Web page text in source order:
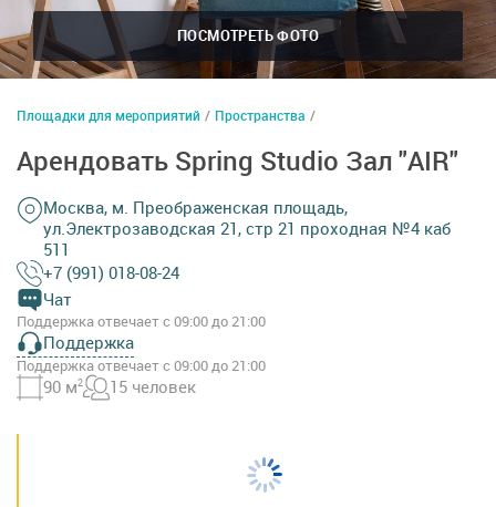
ПОСМОТРЕТЬ ФОТО
Площадки для мероприятий / Пространства /
Арендовать Spring Studio Зал "AIR"
Москва, м. Преображенская площадь,
ул.Электрозаводская 21, стр 21 проходная №4 каб
511
+7 (991) 018-08-24
Чат
Поддержка отвечает с 09:00 до 21:00
Поддержка
Поддержка отвечает с 09:00 до 21:00
90 м2 15 человек